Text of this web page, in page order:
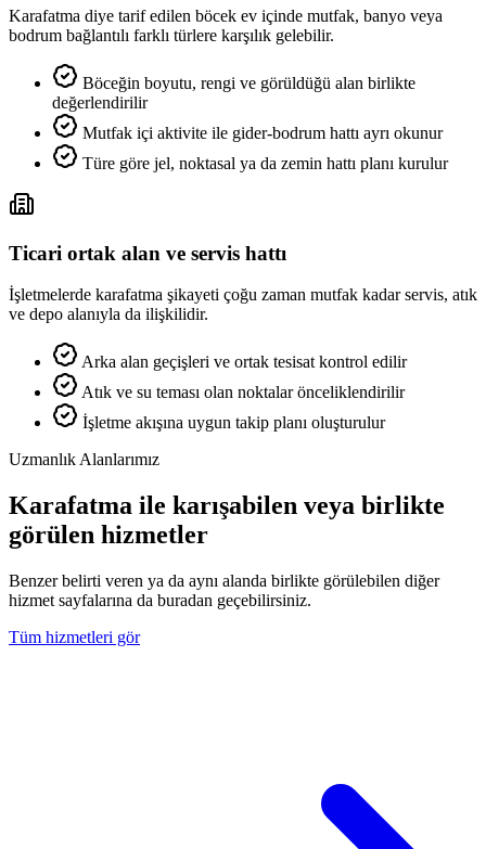
Karafatma diye tarif edilen böcek ev içinde mutfak, banyo veya
bodrum bağlantılı farklı türlere karşılık gelebilir.
Böceğin boyutu, rengi ve görüldüğü alan birlikte
değerlendirilir
Mutfak içi aktivite ile gider-bodrum hattı ayrı okunur
Türe göre jel, noktasal ya da zemin hattı planı kurulur
Ticari ortak alan ve servis hattı
İşletmelerde karafatma şikayeti çoğu zaman mutfak kadar servis, atık
ve depo alanıyla da ilişkilidir.
Arka alan geçişleri ve ortak tesisat kontrol edilir
Atık ve su teması olan noktalar önceliklendirilir
İşletme akışına uygun takip planı oluşturulur
Uzmanlık Alanlarımız
Karafatma ile karışabilen veya birlikte
görülen hizmetler
Benzer belirti veren ya da aynı alanda birlikte görülebilen diğer
hizmet sayfalarına da buradan geçebilirsiniz.
Tüm hizmetleri gör